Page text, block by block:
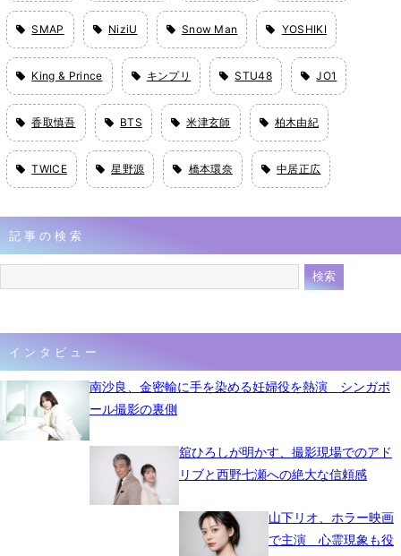
SMAP NiziU Snow Man YOSHIKI
King & Prince キンプリ STU48 JO1
香取慎吾 BTS 米津玄師 柏木由紀
TWICE 星野源 橋本環奈 中居正広
記事の検索
インタビュー
南沙良、金密輸に手を染める妊婦役を熱演 シンガポ
ール撮影の裏側
舘ひろしが明かす、撮影現場でのアド
リブと西野七瀬への絶大な信頼感
山下リオ、ホラー映画
で主演 心霊現象も役